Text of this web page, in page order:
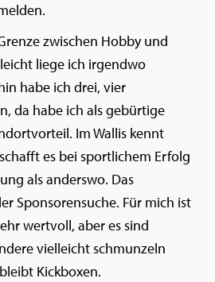
zwischen Hobby und
liege ich irgendwo
habe ich drei, vier
da habe ich als gebürtige
Im Wallis kennt
es bei sportlichem Erfolg
als anderswo. Das
Sponsorensuche. Für mich ist
wertvoll, aber es sind
vielleicht schmunzeln
Kickboxen.